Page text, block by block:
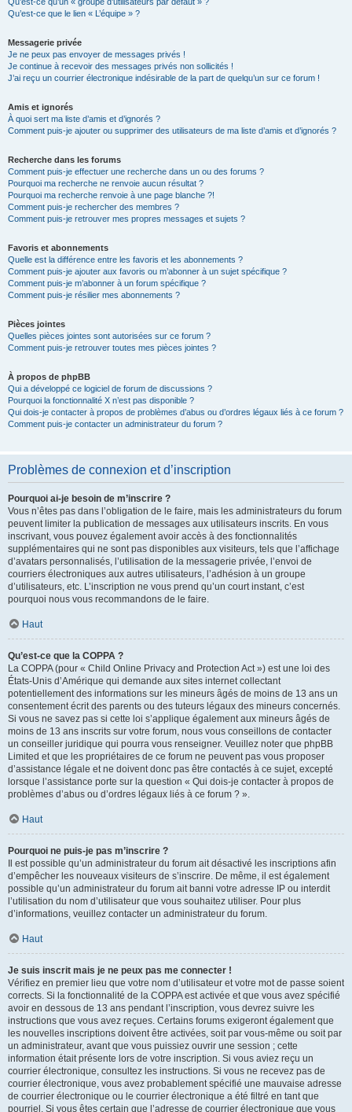
Qu’est-ce que le lien « L’équipe » ?
Messagerie privée
Je ne peux pas envoyer de messages privés !
Je continue à recevoir des messages privés non sollicités !
J’ai reçu un courrier électronique indésirable de la part de quelqu’un sur ce forum !
Amis et ignorés
À quoi sert ma liste d’amis et d’ignorés ?
Comment puis-je ajouter ou supprimer des utilisateurs de ma liste d’amis et d’ignorés ?
Recherche dans les forums
Comment puis-je effectuer une recherche dans un ou des forums ?
Pourquoi ma recherche ne renvoie aucun résultat ?
Pourquoi ma recherche renvoie à une page blanche ?!
Comment puis-je rechercher des membres ?
Comment puis-je retrouver mes propres messages et sujets ?
Favoris et abonnements
Quelle est la différence entre les favoris et les abonnements ?
Comment puis-je ajouter aux favoris ou m’abonner à un sujet spécifique ?
Comment puis-je m’abonner à un forum spécifique ?
Comment puis-je résilier mes abonnements ?
Pièces jointes
Quelles pièces jointes sont autorisées sur ce forum ?
Comment puis-je retrouver toutes mes pièces jointes ?
À propos de phpBB
Qui a développé ce logiciel de forum de discussions ?
Pourquoi la fonctionnalité X n’est pas disponible ?
Qui dois-je contacter à propos de problèmes d’abus ou d’ordres légaux liés à ce forum ?
Comment puis-je contacter un administrateur du forum ?
Problèmes de connexion et d’inscription
Pourquoi ai-je besoin de m’inscrire ?
Vous n’êtes pas dans l’obligation de le faire, mais les administrateurs du forum
peuvent limiter la publication de messages aux utilisateurs inscrits. En vous
inscrivant, vous pouvez également avoir accès à des fonctionnalités
supplémentaires qui ne sont pas disponibles aux visiteurs, tels que l’affichage
d’avatars personnalisés, l’utilisation de la messagerie privée, l’envoi de
courriers électroniques aux autres utilisateurs, l’adhésion à un groupe
d’utilisateurs, etc. L’inscription ne vous prend qu’un court instant, c’est
pourquoi nous vous recommandons de le faire.
Haut
Qu’est-ce que la COPPA ?
La COPPA (pour « Child Online Privacy and Protection Act ») est une loi des
États-Unis d’Amérique qui demande aux sites internet collectant
potentiellement des informations sur les mineurs âgés de moins de 13 ans un
consentement écrit des parents ou des tuteurs légaux des mineurs concernés.
Si vous ne savez pas si cette loi s’applique également aux mineurs âgés de
moins de 13 ans inscrits sur votre forum, nous vous conseillons de contacter
un conseiller juridique qui pourra vous renseigner. Veuillez noter que phpBB
Limited et que les propriétaires de ce forum ne peuvent pas vous proposer
d’assistance légale et ne doivent donc pas être contactés à ce sujet, excepté
lorsque l’assistance porte sur la question « Qui dois-je contacter à propos de
problèmes d’abus ou d’ordres légaux liés à ce forum ? ».
Haut
Pourquoi ne puis-je pas m’inscrire ?
Il est possible qu’un administrateur du forum ait désactivé les inscriptions afin
d’empêcher les nouveaux visiteurs de s’inscrire. De même, il est également
possible qu’un administrateur du forum ait banni votre adresse IP ou interdit
l’utilisation du nom d’utilisateur que vous souhaitez utiliser. Pour plus
d’informations, veuillez contacter un administrateur du forum.
Haut
Je suis inscrit mais je ne peux pas me connecter !
Vérifiez en premier lieu que votre nom d’utilisateur et votre mot de passe soient
corrects. Si la fonctionnalité de la COPPA est activée et que vous avez spécifié
avoir en dessous de 13 ans pendant l’inscription, vous devrez suivre les
instructions que vous avez reçues. Certains forums exigeront également que
les nouvelles inscriptions doivent être activées, soit par vous-même ou soit par
un administrateur, avant que vous puissiez ouvrir une session ; cette
information était présente lors de votre inscription. Si vous aviez reçu un
courrier électronique, consultez les instructions. Si vous ne recevez pas de
courrier électronique, vous avez probablement spécifié une mauvaise adresse
de courrier électronique ou le courrier électronique a été filtré en tant que
pourriel. Si vous êtes certain que l’adresse de courrier électronique que vous